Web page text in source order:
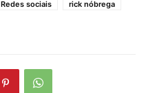
Redes sociais
rick nóbrega